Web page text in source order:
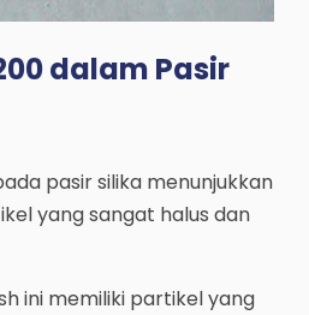
dalam Pasir
pasir silika menunjukkan
yang sangat halus dan
ini memiliki partikel yang